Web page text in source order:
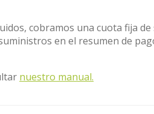
cobramos una cuota fija
en el resumen de
nuestro manual.